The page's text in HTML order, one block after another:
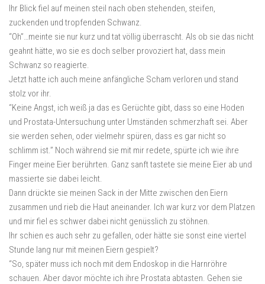
Ihr Blick fiel auf meinen steil nach oben stehenden, steifen,
zuckenden und tropfenden Schwanz.
“Oh”…meinte sie nur kurz und tat völlig überrascht. Als ob sie das nicht
geahnt hätte, wo sie es doch selber provoziert hat, dass mein
Schwanz so reagierte.
Jetzt hatte ich auch meine anfängliche Scham verloren und stand
stolz vor ihr.
“Keine Angst, ich weiß ja das es Gerüchte gibt, dass so eine Hoden
und Prostata-Untersuchung unter Umständen schmerzhaft sei. Aber
sie werden sehen, oder vielmehr spüren, dass es gar nicht so
schlimm ist.” Noch während sie mit mir redete, spürte ich wie ihre
Finger meine Eier berührten. Ganz sanft tastete sie meine Eier ab und
massierte sie dabei leicht.
Dann drückte sie meinen Sack in der Mitte zwischen den Eiern
zusammen und rieb die Haut aneinander. Ich war kurz vor dem Platzen
und mir fiel es schwer dabei nicht genüsslich zu stöhnen.
Ihr schien es auch sehr zu gefallen, oder hätte sie sonst eine viertel
Stunde lang nur mit meinen Eiern gespielt?
“So, später muss ich noch mit dem Endoskop in die Harnröhre
schauen. Aber davor möchte ich ihre Prostata abtasten. Gehen sie